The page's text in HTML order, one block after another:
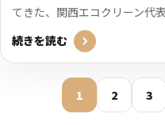
てきた、関西エコクリーン代
続きを読む
1 2 3